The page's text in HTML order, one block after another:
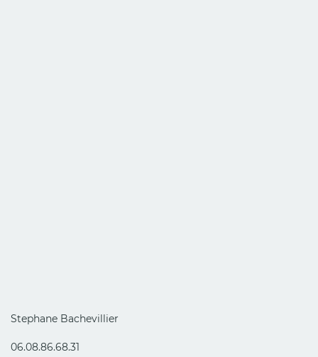
Stephane Bachevillier
06.08.86.68.31